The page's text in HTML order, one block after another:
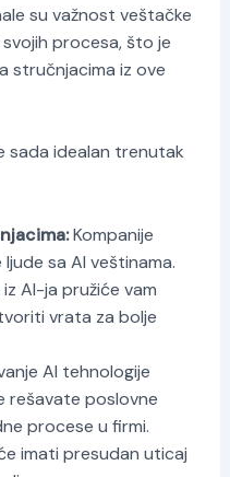
su važnost veštačke
procesa, što je
stručnjacima iz ove
sada idealan trenutak
Kompanije
sa AI veštinama.
AI-ja pružiće vam
vrata za bolje
AI tehnologije
rešavate poslovne
procese u firmi.
imati presudan uticaj